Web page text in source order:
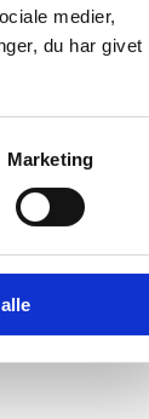
medier,
du har givet
Marketing